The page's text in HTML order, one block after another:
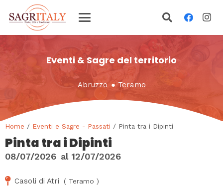
Eventi & Sagre del territorio
Abruzzo ● Teramo
Home / Eventi e Sagre - Passati / Pinta tra i Dipinti
Pinta tra i Dipinti
08/07/2026 al 12/07/2026
Casoli di Atri ( Teramo )